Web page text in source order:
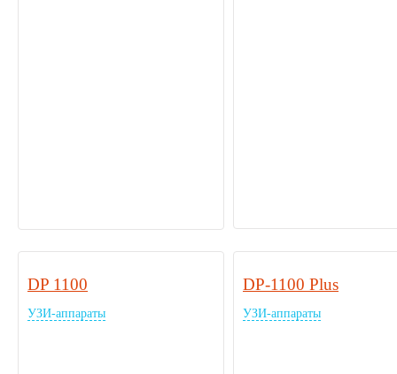
DP 1100
УЗИ-аппараты
DP-1100 Plus
УЗИ-аппараты